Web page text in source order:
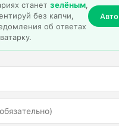
станет зелёным,
без капчи,
об ответах